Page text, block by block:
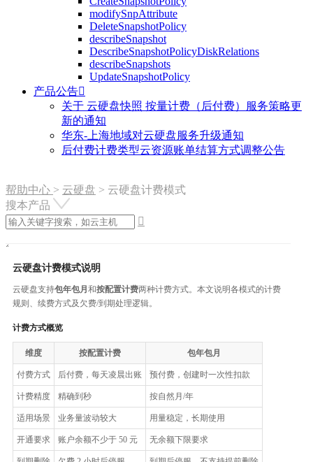
modifySnpAttribute
DeleteSnapshotPolicy
describeSnapshot
DescribeSnapshotPolicyDiskRelations
describeSnapshots
UpdateSnapshotPolicy
产品公告
关于 云硬盘快照 按量计费（后付费）服务策略更
新的通知
华东-上海地域对云硬盘服务升级通知
后付费计费类型云资源账单结算方式调整公告
帮助中心 > 云硬盘 > 云硬盘计费模式
搜本产品

云硬盘计费模式说明
云硬盘支持包年包月和按配置计费两种计费方式。本文说明各模式的计费
规则、续费方式及欠费/到期处理逻辑。
计费方式概览
维度 按配置计费 包年包月
付费方式 后付费，每天凌晨出账 预付费，创建时一次性扣款
计费精度 精确到秒 按自然月/年
适用场景 业务量波动较大 用量稳定，长期使用
开通要求 账户余额不少于 50 元 无余额下限要求